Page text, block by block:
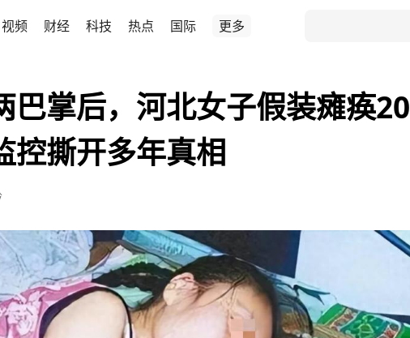
视频 财经 科技 热点 国际 更多
巴掌后，河北女子假装瘫痪20
控撕开多年真相